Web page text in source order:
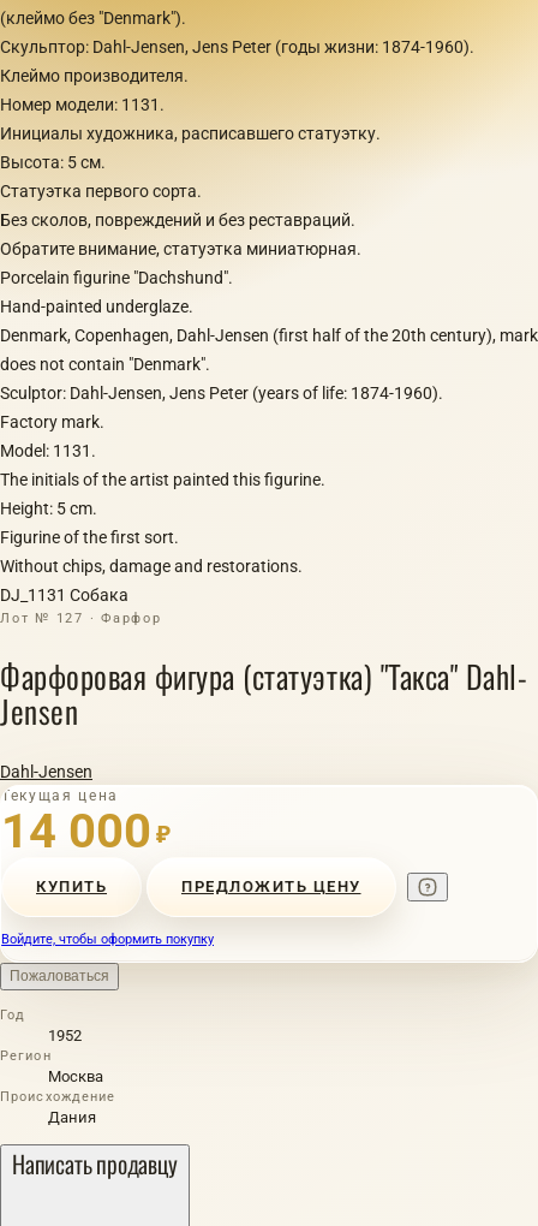
(клеймо без "Denmark").
Скульптор: Dahl-Jensen, Jens Peter (годы жизни: 1874-1960).
Клеймо производителя.
Номер модели: 1131.
Инициалы художника, расписавшего статуэтку.
Высота: 5 см.
Статуэтка первого сорта.
Без сколов, повреждений и без реставраций.
Обратите внимание, статуэтка миниатюрная.
Porcelain figurine "Dachshund".
Hand-painted underglaze.
Denmark, Copenhagen, Dahl-Jensen (first half of the 20th century), mark
does not contain "Denmark".
Sculptor: Dahl-Jensen, Jens Peter (years of life: 1874-1960).
Factory mark.
Model: 1131.
​The initials of the artist painted this figurine.
Height: 5 cm.
Figurine of the first sort.
Without chips, damage and restorations.
DJ_1131 Собака
Лот № 127 · Фарфор
Фарфоровая фигура (статуэтка) "Такса" Dahl-
Jensen
Dahl-Jensen
Текущая цена
14 000 ₽
КУПИТЬ ПРЕДЛОЖИТЬ ЦЕНУ
Войдите, чтобы оформить покупку
Пожаловаться
Год
1952
Регион
Москва
Происхождение
Дания
Написать продавцу